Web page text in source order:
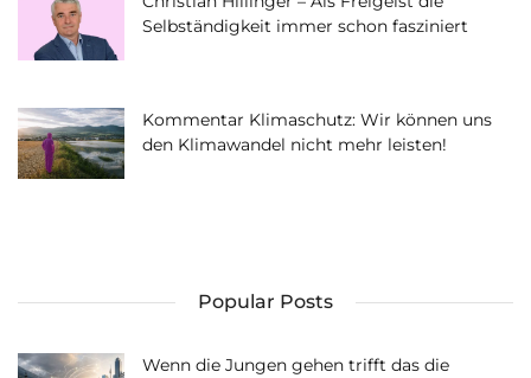
Selbständigkeit immer schon fasziniert
Kommentar Klimaschutz: Wir können uns
den Klimawandel nicht mehr leisten!
Popular Posts
Wenn die Jungen gehen trifft das die